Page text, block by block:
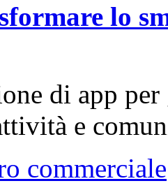
lo
di app
e